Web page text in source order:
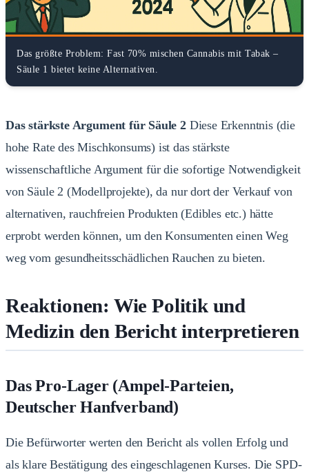
Das größte Problem: Fast 70% mischen Cannabis mit Tabak –
Säule 1 bietet keine Alternativen.
Das stärkste Argument für Säule 2Diese Erkenntnis (die
hohe Rate des Mischkonsums) ist das stärkste
wissenschaftliche Argument für die sofortige Notwendigkeit
von Säule 2 (Modellprojekte), da nur dort der Verkauf von
alternativen, rauchfreien Produkten (Edibles etc.) hätte
erprobt werden können, um den Konsumenten einen Weg
weg vom gesundheitsschädlichen Rauchen zu bieten.
Reaktionen: Wie Politik und
Medizin den Bericht interpretieren
Das Pro-Lager (Ampel-Parteien,
Deutscher Hanfverband)
Die Befürworter werten den Bericht als vollen Erfolg und
als klare Bestätigung des eingeschlagenen Kurses. Die SPD-